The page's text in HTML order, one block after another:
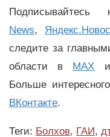
News,
следите за
области в MAX
Больше
ВКонтакте.
Теги: Болхов, ГАИ,